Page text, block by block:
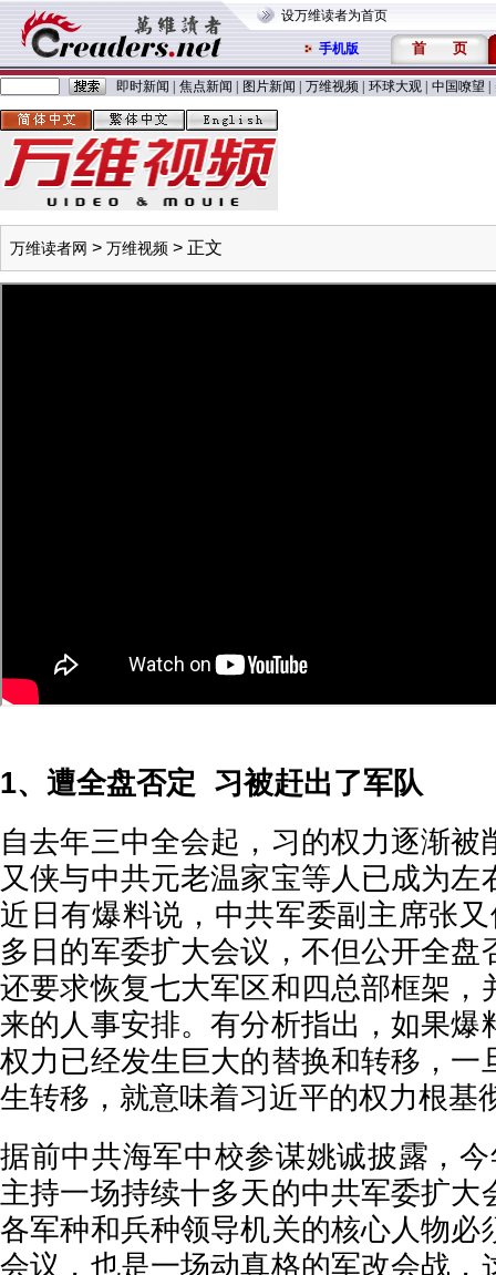
设万维读者为首页
手机版 首 页
即时新闻 焦点新闻 图片新闻 万维视频 环球大观 中国嘹望
万维读者网 > 万维视频 > 正文
1、遭全盘否定 习被赶出了军队
自去年三中全会起，习的权力逐渐被
又侠与中共元老温家宝等人已成为左
近日有爆料说，中共军委副主席张
多日的军委扩大会议，不但公开全盘
还要求恢复七大军区和四总部框架，
来的人事安排。有分析指出，如果爆
权力已经发生巨大的替换和转移，一
生转移，就意味着习近平的权力根基
据前中共海军中校参谋姚诚披露，
主持一场持续十多天的中共军委扩大
各军种和兵种领导机关的核心人物必
会议，也是一场动真格的军改会战，